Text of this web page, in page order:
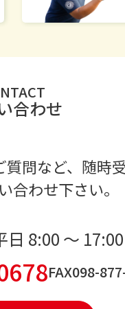
合わせ
問など、 随時
合わせ下さい。
日 8:00 ～ 17:00
FAX098-